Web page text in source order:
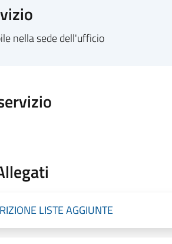
nella sede dell'ufficio
LISTE AGGIUNTE